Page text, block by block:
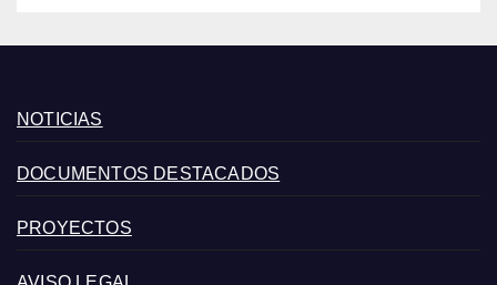
NOTICIAS
DOCUMENTOS DESTACADOS
PROYECTOS